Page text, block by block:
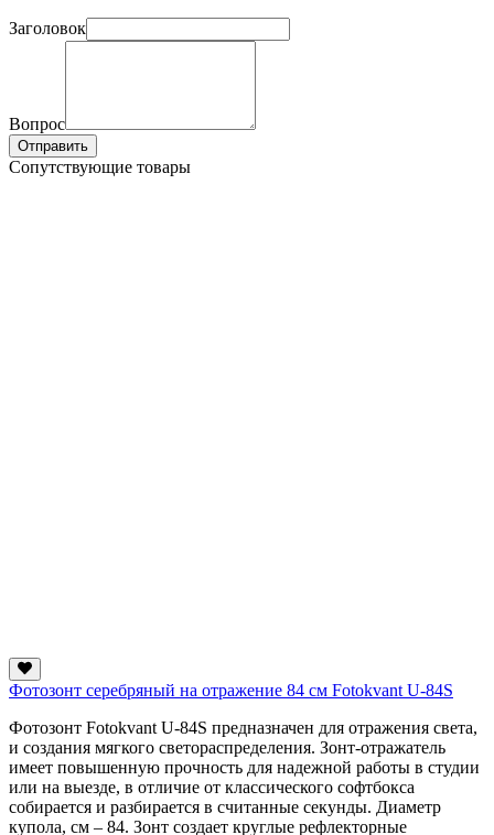
Заголовок
Вопрос
Отправить
Сопутствующие товары
Фотозонт серебряный на отражение 84 см Fotokvant U-84S
Фотозонт Fotokvant U-84S предназначен для отражения света,
и создания мягкого светораспределения. Зонт-отражатель
имеет повышенную прочность для надежной работы в студии
или на выезде, в отличие от классического софтбокса
собирается и разбирается в считанные секунды. Диаметр
купола, см – 84. Зонт создает круглые рефлекторные